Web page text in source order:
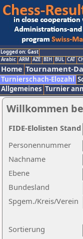
Logged on: Gast
Arabic ARM AZE BIH BUL CAT
Home Tournament-
Turnierschach-Elozahl
Allgemeines Turnier
Willkommen
Nachname
Ebene
Sortierung
Personennummer
Bundesland
Spgem./Kreis/Verein
FIDE-Elolisten Stand